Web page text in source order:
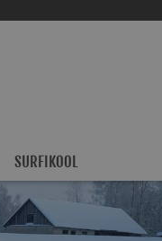
SURFIKOOL